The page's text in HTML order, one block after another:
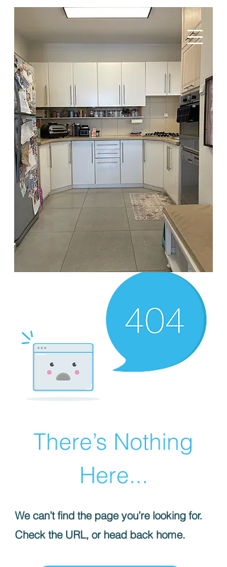
There’s Nothing
Here...
We can’t find the page you’re looking for.
Check the URL, or head back home.